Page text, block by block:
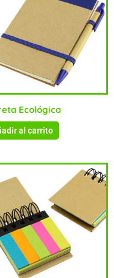
Ecológica
al carrito